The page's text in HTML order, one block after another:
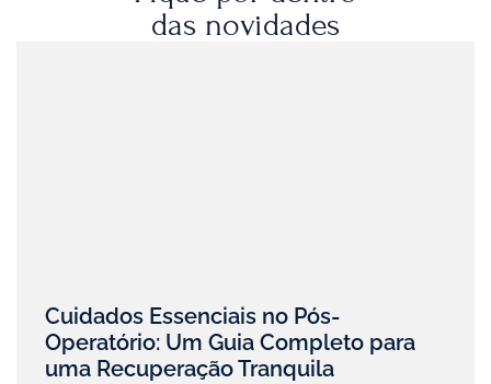
das novidades
Cuidados Essenciais no Pós-
Operatório: Um Guia Completo para
uma Recuperação Tranquila